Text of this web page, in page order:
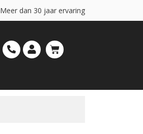
Meer dan 30 jaar ervaring